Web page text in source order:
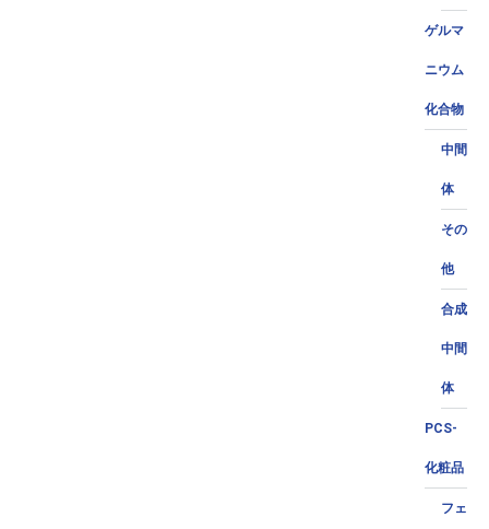
ゲルマ
ニウム
化合物
中間
体
その
他
合成
中間
体
PCS-
化粧品
フェ